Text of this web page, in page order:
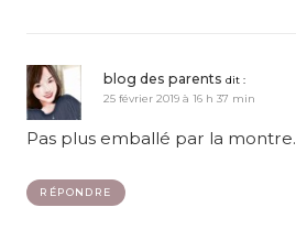
blog des parents dit :
25 février 2019 à 16 h 37 min
Pas plus emballé par la montre.
RÉPONDRE